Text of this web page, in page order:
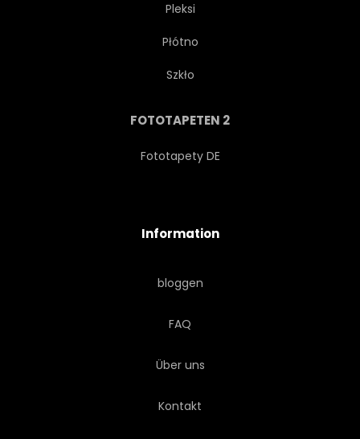
Pleksi
Płótno
Szkło
FOTOTAPETEN 2
Fototapety DE
Information
bloggen
FAQ
Über uns
Kontakt